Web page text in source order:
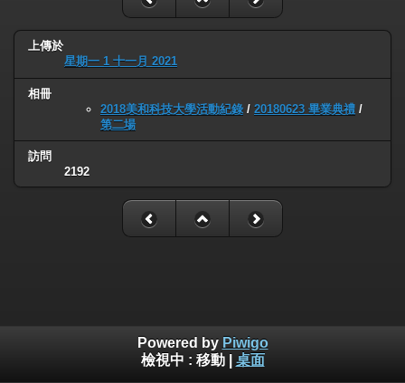
上傳於
星期一 1 十一月 2021
相冊
2018美和科技大學活動紀錄 / 20180623 畢業典禮 /
第二場
訪問
2192
Powered by Piwigo
檢視中 : 移動| 桌面